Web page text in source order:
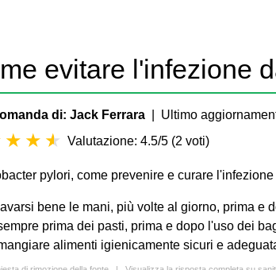
evitare l'infezione
di: Jack Ferrara | Ultimo
Valutazione: 4.5/5 (2 voti)
pylori, come prevenire e curare l'infezione
lavarsi bene le mani, più volte al giorno, prima e
prima dei pasti, prima e dopo l'uso dei
alimenti igienicamente sicuri e